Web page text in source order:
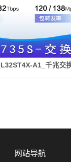
A1_千兆交
网站导航